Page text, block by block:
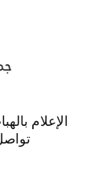
الإعلام
تواصل